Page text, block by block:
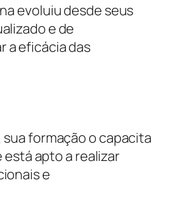
evoluiu desde seus
e de
a eficácia das
formação o capacita
apto a realizar
e